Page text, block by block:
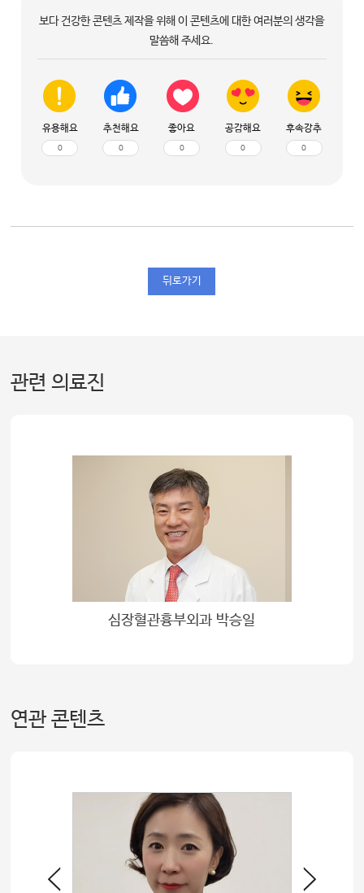
보다 건강한 콘텐츠 제작을 위해 이 콘텐츠에 대한 여러분의 생각을
말씀해 주세요.
유용해요
0
추천해요
0
좋아요
0
공감해요
0
후속강추
0
뒤로가기
관련 의료진
심장혈관흉부외과 박승일
연관 콘텐츠